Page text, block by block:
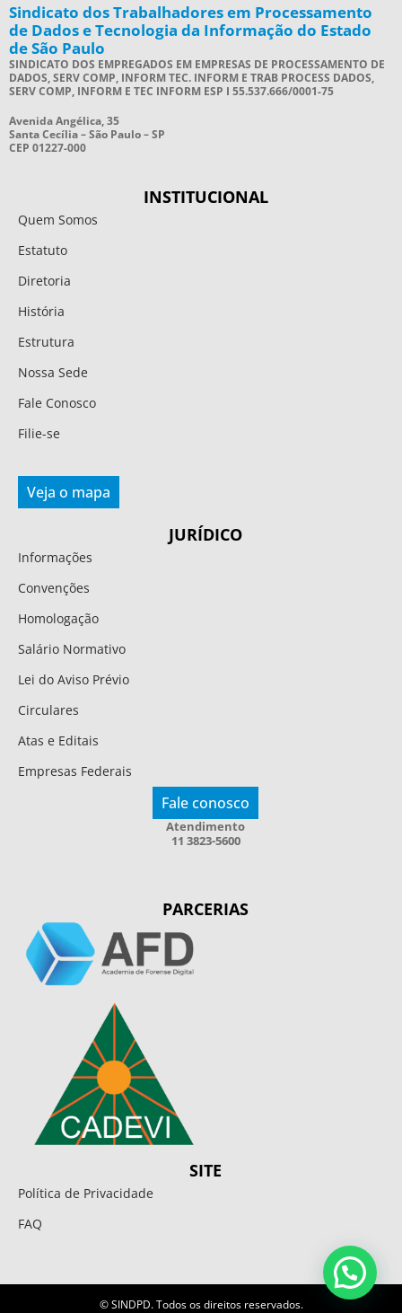
Sindicato dos Trabalhadores em Processamento
de Dados e Tecnologia da Informação do Estado
de São Paulo
SINDICATO DOS EMPREGADOS EM EMPRESAS DE PROCESSAMENTO DE
DADOS, SERV COMP, INFORM TEC. INFORM E TRAB PROCESS DADOS,
SERV COMP, INFORM E TEC INFORM ESP I 55.537.666/0001-75
Avenida Angélica, 35
Santa Cecília – São Paulo – SP
CEP 01227-000
INSTITUCIONAL
Quem Somos
Estatuto
Diretoria
História
Estrutura
Nossa Sede
Fale Conosco
Filie-se
Veja o mapa
JURÍDICO
Informações
Convenções
Homologação
Salário Normativo
Lei do Aviso Prévio
Circulares
Atas e Editais
Empresas Federais
Fale conosco
Atendimento
11 3823-5600
PARCERIAS
SITE
Política de Privacidade
FAQ
© SINDPD. Todos os direitos reservados.